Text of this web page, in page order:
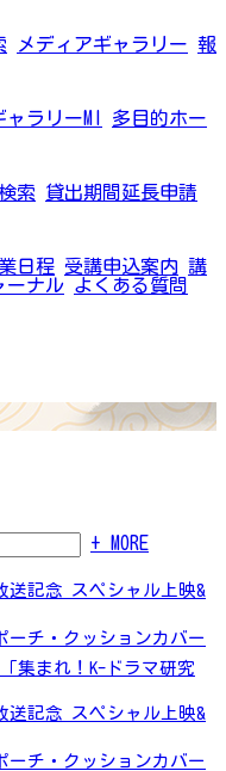
メディアギャラリー 報
ャラリーMI
多目的ホー
索
貸出期間延長申請
日程 受講申込案内 講
ーナル よくある質問
+ MORE
送記念 スペシャル上映&
ーチ・クッションカバー
集まれ！K-ドラマ研究
送記念 スペシャル上映&
ーチ・クッションカバー